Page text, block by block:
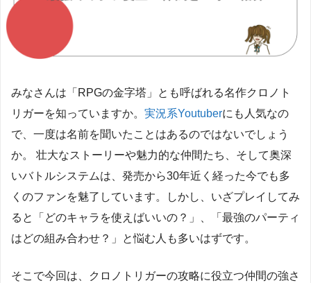
みなさんは「RPGの金字塔」とも呼ばれる名作クロノト
リガーを知っていますか。 実況系Youtuberにも人気なの
で、一度は名前を聞いたことはあるのではないでしょう
か。 壮大なストーリーや魅力的な仲間たち、そして奥深
いバトルシステムは、発売から30年近く経った今でも多
くのファンを魅了しています。しかし、いざプレイしてみ
ると「どのキャラを使えばいいの？」、「最強のパーティ
はどの組み合わせ？」と悩む人も多いはずです。
そこで今回は、クロノトリガーの攻略に役立つ仲間の強さ